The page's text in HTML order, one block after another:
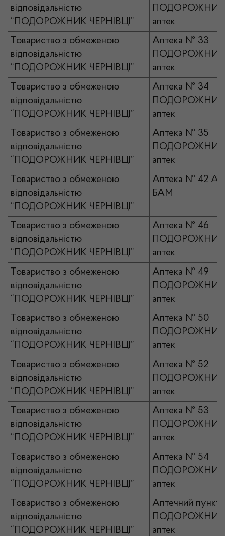
відповідальністю
“ПОДОРОЖНИК ЧЕРНІВЦІ”
ПОДОРОЖНИК
аптек
Товариство з обмеженою
відповідальністю
“ПОДОРОЖНИК ЧЕРНІВЦІ”
Аптека № 33
ПОДОРОЖНИК
аптек
Товариство з обмеженою
відповідальністю
“ПОДОРОЖНИК ЧЕРНІВЦІ”
Аптека № 34
ПОДОРОЖНИК
аптек
Товариство з обмеженою
відповідальністю
“ПОДОРОЖНИК ЧЕРНІВЦІ”
Аптека № 35
ПОДОРОЖНИК
аптек
Товариство з обмеженою
відповідальністю
“ПОДОРОЖНИК ЧЕРНІВЦІ”
Аптека № 42
БАМ
Товариство з обмеженою
відповідальністю
“ПОДОРОЖНИК ЧЕРНІВЦІ”
Аптека № 46
ПОДОРОЖНИК
аптек
Товариство з обмеженою
відповідальністю
“ПОДОРОЖНИК ЧЕРНІВЦІ”
Аптека № 49
ПОДОРОЖНИК
аптек
Товариство з обмеженою
відповідальністю
“ПОДОРОЖНИК ЧЕРНІВЦІ”
Аптека № 50
ПОДОРОЖНИК
аптек
Товариство з обмеженою
відповідальністю
“ПОДОРОЖНИК ЧЕРНІВЦІ”
Аптека № 52
ПОДОРОЖНИК
аптек
Товариство з обмеженою
відповідальністю
“ПОДОРОЖНИК ЧЕРНІВЦІ”
Аптека № 53
ПОДОРОЖНИК
аптек
Товариство з обмеженою
відповідальністю
“ПОДОРОЖНИК ЧЕРНІВЦІ”
Аптека № 54
ПОДОРОЖНИК
аптек
Товариство з обмеженою
відповідальністю
“ПОДОРОЖНИК ЧЕРНІВЦІ”
Аптечний
ПОДОРОЖНИК
аптек